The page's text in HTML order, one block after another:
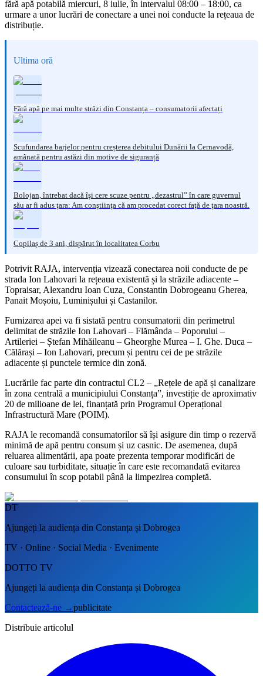
fără apă potabilă miercuri, 8 iulie, în intervalul 08:00 – 18:00, ca
urmare a unor lucrări de conectare a unei noi conducte la rețeaua de
distribuție.
Ultima oră
Fără apă pe mai multe străzi din Constanța – consumatorii afectați
Scufundarea barjelor pentru creșterea debitului Dunării la Cernavodă,
amânată pentru astăzi din motive de siguranță
Bolojan, întrebat dacă îşi cere scuze pentru „dezastrul” în care guvernul
său ar fi adus ţara: Am conştiinţa că am procedat corect faţă de ţara noastră.
Copilaș de 3 ani, dispărut în localitatea Corbu
Potrivit RAJA, intervenția vizează conectarea noii conducte de pe
strada Ion Lahovari la rețeaua existentă și la străzile adiacente –
Topraisar, Alexandru Ioan Cuza, Constantin Dobrogeanu Gherea,
Panait Moșoiu, Luminișului și Castanilor.
Furnizarea apei va fi sistată pentru consumatorii din perimetrul
delimitat de străzile Ion Lahovari – Flămânda – Poporului –
Artileriei – Ștefan Mihăileanu – Gheorghe Murea – I. Ghe. Duca –
Călărași – Ion Lahovari, precum și pentru cei de pe străzile
adiacente și punctele termice din zonă.
Lucrările fac parte din contractul CL2 – „Rețele de apă și canalizare
în zona centrală a municipiului Constanța”, investiție de aproximativ
20 de milioane de lei, finanțată prin Programul Operațional
Infrastructură Mare (POIM).
RAJA le recomandă consumatorilor să își asigure din timp o rezervă
minimă de apă pentru consum și uz casnic. De asemenea, după
reluarea alimentării, apa poate prezenta temporar modificări de
culoare sau turbiditate, situație în care este recomandată evitarea
consumului în scop potabil până la limpezirea completă.
DT
Ajungeți la audiența din Constanța și Dobrogea
TV · Online · Social Media · Evenimente
DOTTO TV
Ajungeți la audiența din Constanța și Dobrogea
Contactează-ne →publicitate
Distribuie articolul